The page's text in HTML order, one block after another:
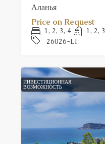
Аланья
Price on Request
1, 2, 3, 4 1, 2, 3
26026-LI
ИНВЕСТИЦИОННАЯ
ВОЗМОЖНОСТЬ